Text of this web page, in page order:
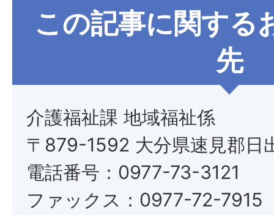
この記事に関する
先
介護福祉課 地域福祉係
〒879-1592 大分県速見郡日
電話番号：0977-73-3121
ファックス：0977-72-7915